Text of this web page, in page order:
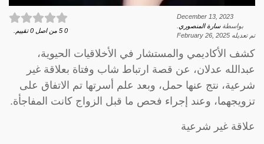
December 13, 2023
بواسطةسارة المنصوري
تم تعديله February 26, 2025
0
5 من اصل 0 تقييم.
كشف الأكاديمي والمستشار في الأخلاقيات الحيوية،
عبدالله عدلان، عن قصة ارتباط شاب وفتاة بعلاقة غير
شرعية، نتج عنها حمل، وبعد علم أسرتها تم الاتفاق على
تزويجهما، وعند إجراء فحص ما قبل الزواج كانت المفاجأة.
علاقة غير شرعية